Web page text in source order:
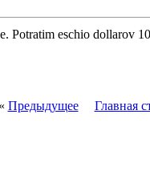
Potratim eschio dollarov
« Предыдущее Главная